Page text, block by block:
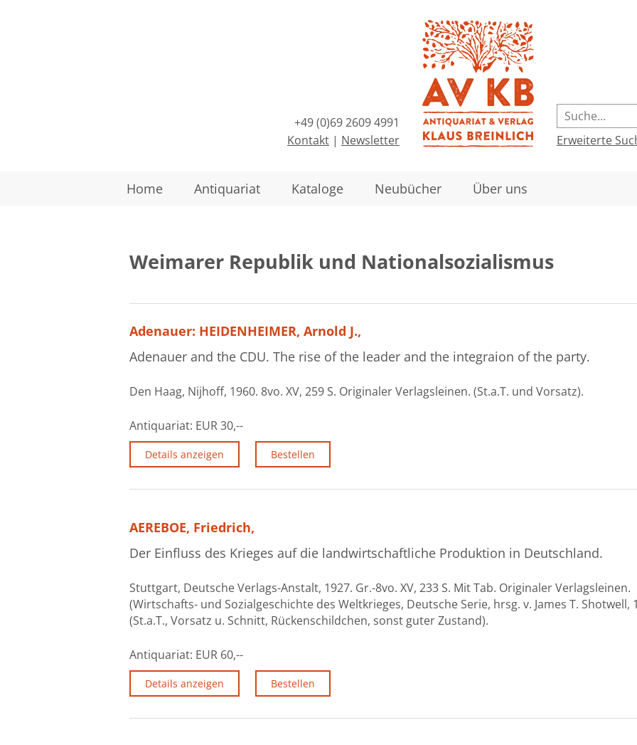
+49 (0)69 2609 4991
Kontakt | Newsletter Erweiterte
Home Antiquariat Kataloge Neubücher Über uns
Weimarer Republik und Nationalsozialismus
Adenauer: HEIDENHEIMER, Arnold J.,
Adenauer and the CDU. The rise of the leader and the integraion of the party.
Den Haag, Nijhoff, 1960. 8vo. XV, 259 S. Originaler Verlagsleinen. (St.a.T. und Vorsatz).
Antiquariat: EUR 30,--
Details anzeigen Bestellen
AEREBOE, Friedrich,
Der Einfluss des Krieges auf die landwirtschaftliche Produktion in Deutschland.
Stuttgart, Deutsche Verlags-Anstalt, 1927. Gr.-8vo. XV, 233 S. Mit Tab. Originaler Verlagsleinen.
(Wirtschafts- und Sozialgeschichte des Weltkrieges, Deutsche Serie, hrsg. v. James T. Shotwell,
(St.a.T., Vorsatz u. Schnitt, Rückenschildchen, sonst guter Zustand).
Antiquariat: EUR 60,--
Details anzeigen Bestellen